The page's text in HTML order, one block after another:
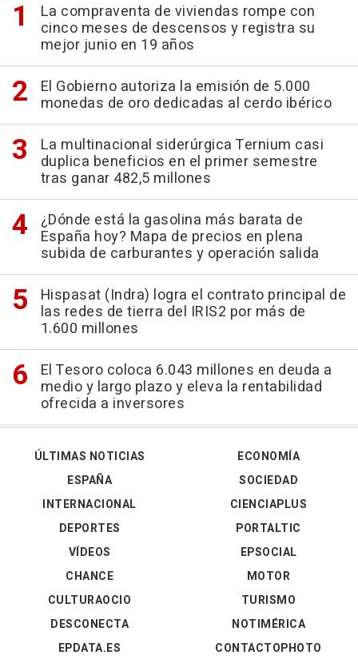
La compraventa de viviendas rompe con
cinco meses de descensos y registra su
mejor junio en 19 años
El Gobierno autoriza la emisión de 5.000
monedas de oro dedicadas al cerdo ibérico
La multinacional siderúrgica Ternium casi
duplica beneficios en el primer semestre
tras ganar 482,5 millones
¿Dónde está la gasolina más barata de
España hoy? Mapa de precios en plena
subida de carburantes y operación salida
Hispasat (Indra) logra el contrato principal de
las redes de tierra del IRIS2 por más de
1.600 millones
El Tesoro coloca 6.043 millones en deuda a
medio y largo plazo y eleva la rentabilidad
ofrecida a inversores
ÚLTIMAS NOTICIAS
ESPAÑA
INTERNACIONAL
DEPORTES
VÍDEOS
ECONOMÍA
SOCIEDAD
CIENCIAPLUS
PORTALTIC
EPSOCIAL
CHANCE
CULTURAOCIO
DESCONECTA
EPDATA.ES
MOTOR
TURISMO
NOTIMÉRICA
CONTACTOPHOTO